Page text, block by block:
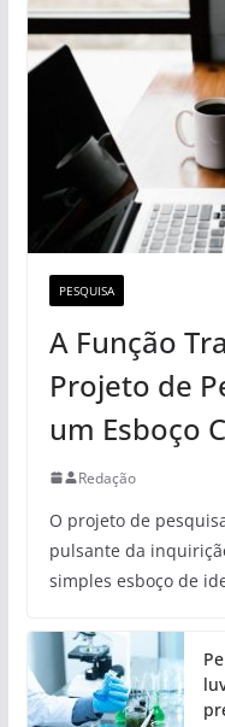
PESQUISA
A Função
Projeto de
um Esboço
Redação
O projeto de
pulsante da
simples esboço de